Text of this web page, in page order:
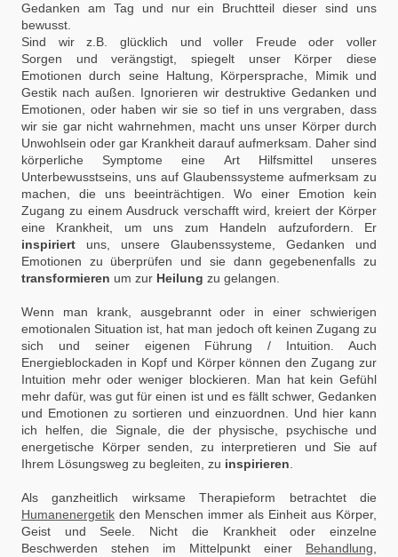
Gedanken am Tag und nur ein Bruchtteil dieser sind uns
bewusst.
Sind wir z.B. glücklich und voller Freude oder voller
Sorgen und verängstigt, spiegelt unser Körper diese
Emotionen durch seine Haltung, Körpersprache, Mimik und
Gestik nach außen. Ignorieren wir destruktive Gedanken und
Emotionen, oder haben wir sie so tief in uns vergraben, dass
wir sie gar nicht wahrnehmen, macht uns unser Körper durch
Unwohlsein oder gar Krankheit darauf aufmerksam. Daher sind
körperliche Symptome eine Art Hilfsmittel unseres
Unterbewusstseins, uns auf Glaubenssysteme aufmerksam zu
machen, die uns beeinträchtigen. Wo einer Emotion kein
Zugang zu einem Ausdruck verschafft wird, kreiert der Körper
eine Krankheit, um uns zum Handeln aufzufordern. Er
inspiriert uns, unsere Glaubenssysteme, Gedanken und
Emotionen zu überprüfen und sie dann gegebenenfalls zu
transformieren um zur Heilung zu gelangen.
Wenn man krank, ausgebrannt oder in einer schwierigen
emotionalen Situation ist, hat man jedoch oft keinen Zugang zu
sich und seiner eigenen Führung / Intuition. Auch
Energieblockaden in Kopf und Körper können den Zugang zur
Intuition mehr oder weniger blockieren. Man hat kein Gefühl
mehr dafür, was gut für einen ist und es fällt schwer, Gedanken
und Emotionen zu sortieren und einzuordnen. Und hier kann
ich helfen, die Signale, die der physische, psychische und
energetische Körper senden, zu interpretieren und Sie auf
Ihrem Lösungsweg zu begleiten, zu inspirieren.
Als ganzheitlich wirksame Therapieform betrachtet die
Humanenergetik den Menschen immer als Einheit aus Körper,
Geist und Seele. Nicht die Krankheit oder einzelne
Beschwerden stehen im Mittelpunkt einer Behandlung,